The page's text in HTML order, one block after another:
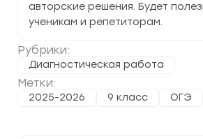
авторские решения. Будет
ученикам и репетиторам.
Рубрики:
Диагностическая работа
Метки:
2025-2026 9 класс ОГЭ